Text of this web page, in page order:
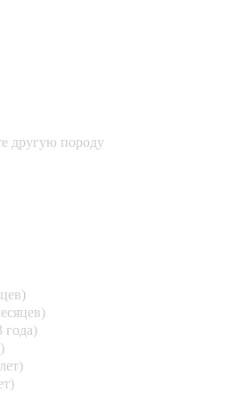
другую породу
года)